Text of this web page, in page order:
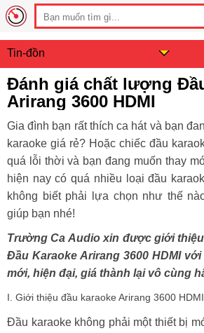
Tin-đồn
Đánh giá chất lượng
Arirang 3600 HDMI
Gia đình bạn rất thích ca hát và bạn
karaoke giá rẻ? Hoặc chiếc đầu
quá lỗi thời và bạn đang muốn thay
hiện nay có quá nhiều loại đầu
không biết phải lựa chọn như thế
giúp bạn nhé!
Trường Ca Audio xin được giới
Đầu Karaoke Arirang 3600 HDMI
mới, hiện đại, giá thành lại vô cùng
I. Giới thiệu đầu karaoke Arirang 3600 HDMI
Đầu karaoke không phải một thiết bị